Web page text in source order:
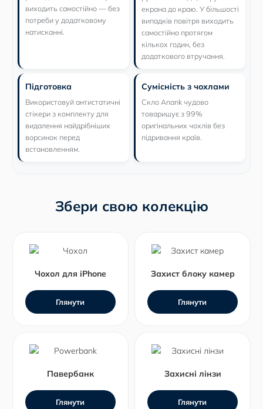
виходить самостійно — без
потреби у додатковому
натисканні.
екрана до краю. У більшості
випадків повітря виходить
самостійно протягом
кількох годин, без
додаткового втручання.
Підготовка
Використовуй антистатичні
стікери з комплекту для
видалення найдрібніших
ворсинок перед
встановленням.
Сумісність з чохлами
Скло Anank чудово
товаришує з 99%
оригінальних чохлів без
підривання країв.
Збери свою колекцію
Чохол для iPhone
Глянути
Захист блоку камер
Глянути
Павербанк
Глянути
Захисні лінзи
Глянути